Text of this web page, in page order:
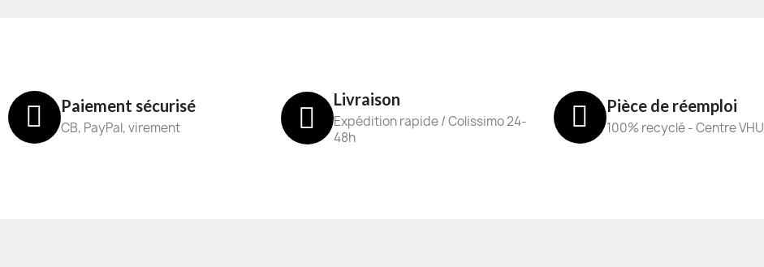
Paiement sécurisé
CB, PayPal, virement
Livraison
Expédition rapide / Colissimo 24-
48h
Pièce de réemploi
100% recyclé - Centre VHU